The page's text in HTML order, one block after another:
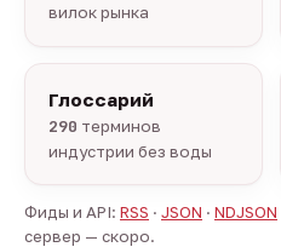
вилок рынка
Глоссарий
290 терминов
индустрии без воды
Фиды и API: RSS · JSON · NDJSON
сервер — скоро.